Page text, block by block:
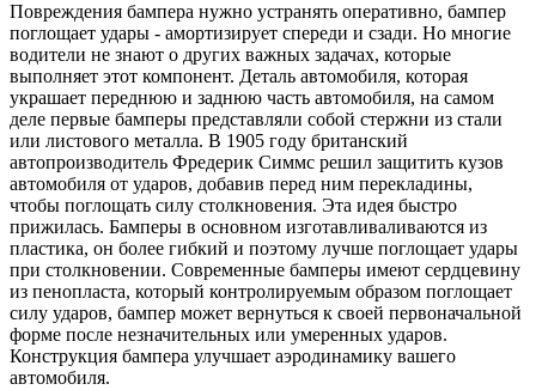
Повреждения бампера нужно устранять оперативно, бампер
поглощает удары - амортизирует спереди и сзади. Но многие
водители не знают о других важных задачах, которые
выполняет этот компонент. Деталь автомобиля, которая
украшает переднюю и заднюю часть автомобиля, на самом
деле первые бамперы представляли собой стержни из стали
или листового металла. В 1905 году британский
автопроизводитель Фредерик Симмс решил защитить кузов
автомобиля от ударов, добавив перед ним перекладины,
чтобы поглощать силу столкновения. Эта идея быстро
прижилась. Бамперы в основном изготавливаливаются из
пластика, он более гибкий и поэтому лучше поглощает удары
при столкновении. Современные бамперы имеют сердцевину
из пенопласта, который контролируемым образом поглощает
силу ударов, бампер может вернуться к своей первоначальной
форме после незначительных или умеренных ударов.
Конструкция бампера улучшает аэродинамику вашего
автомобиля.